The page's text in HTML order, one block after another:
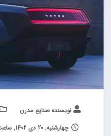
نویسنده صنایع مدرن
چهارشنبه, 20 دی 1402, ساعت 10:12